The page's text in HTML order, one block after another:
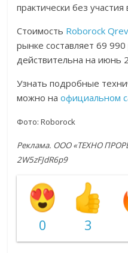
практически без
Стоимость Roborock
рынке составляет 69
действительна на июнь
Узнать подробные
можно наофициальном
Фото: Roborock
Реклама. ООО «ТЕХНО
2W5zFJdR6p9
0 3